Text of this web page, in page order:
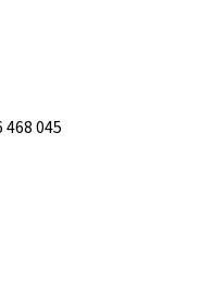
468 045